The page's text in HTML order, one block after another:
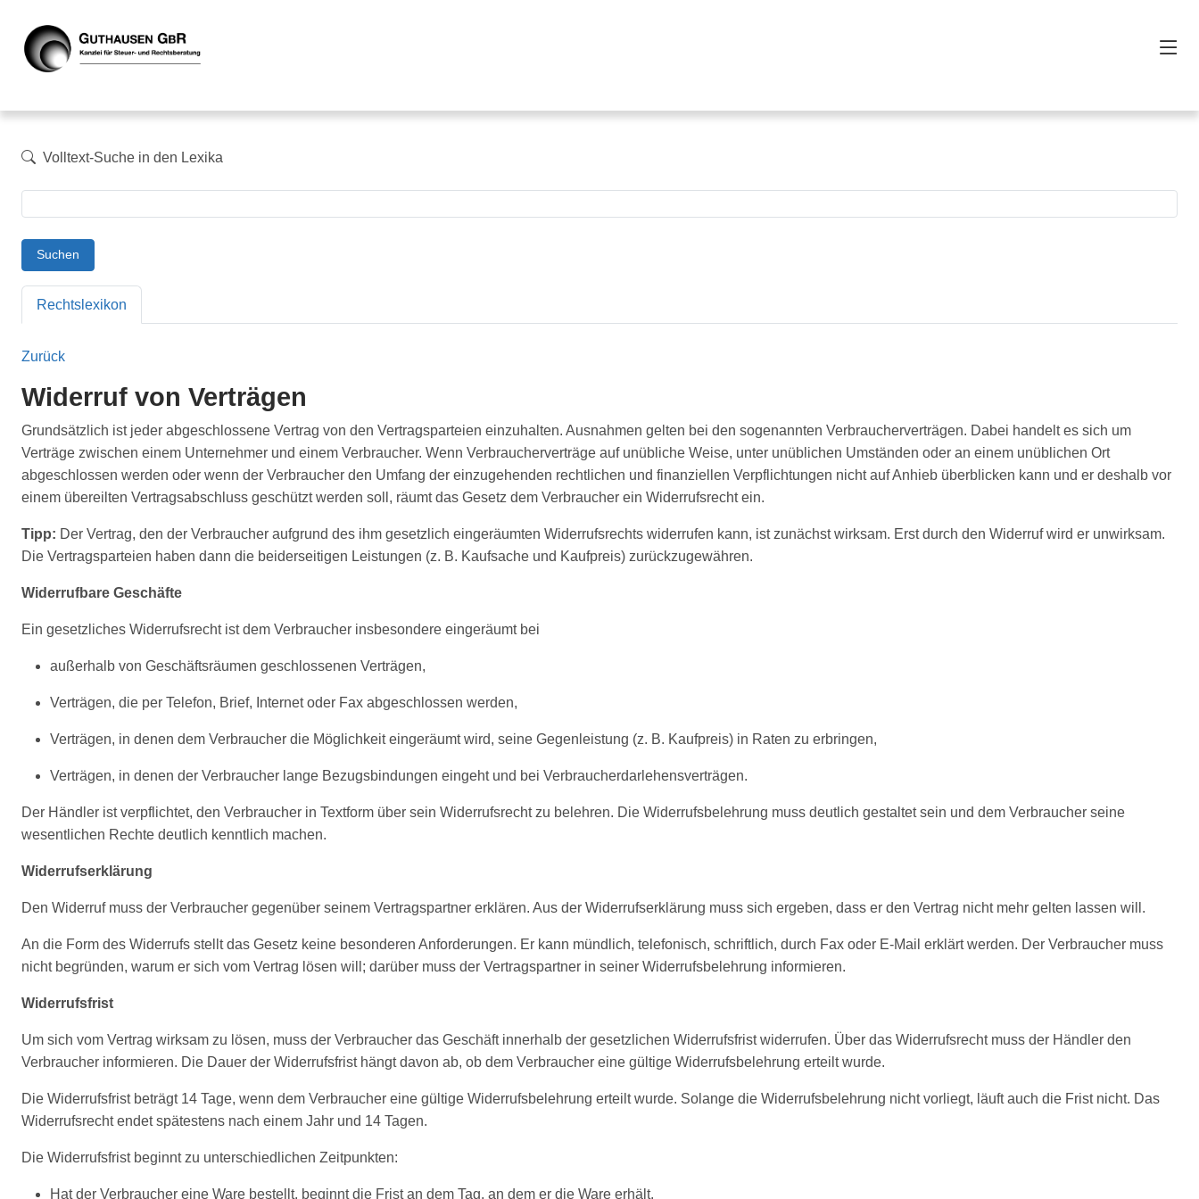
Volltext-Suche in den Lexika
Suchen
Rechtslexikon
Zurück
Widerruf von Verträgen
Grundsätzlich ist jeder abgeschlossene Vertrag von den Vertragsparteien einzuhalten. Ausnahmen gelten bei den sogenannten Verbraucherverträgen. Dabei handelt es sich um
Verträge zwischen einem Unternehmer und einem Verbraucher. Wenn Verbraucherverträge auf unübliche Weise, unter unüblichen Umständen oder an einem unüblichen Ort
abgeschlossen werden oder wenn der Verbraucher den Umfang der einzugehenden rechtlichen und finanziellen Verpflichtungen nicht auf Anhieb überblicken kann und er deshalb vor
einem übereilten Vertragsabschluss geschützt werden soll, räumt das Gesetz dem Verbraucher ein Widerrufsrecht ein.
Tipp: Der Vertrag, den der Verbraucher aufgrund des ihm gesetzlich eingeräumten Widerrufsrechts widerrufen kann, ist zunächst wirksam. Erst durch den Widerruf wird er unwirksam.
Die Vertragsparteien haben dann die beiderseitigen Leistungen (z. B. Kaufsache und Kaufpreis) zurückzugewähren.
Widerrufbare Geschäfte
Ein gesetzliches Widerrufsrecht ist dem Verbraucher insbesondere eingeräumt bei
außerhalb von Geschäftsräumen geschlossenen Verträgen,
Verträgen, die per Telefon, Brief, Internet oder Fax abgeschlossen werden,
Verträgen, in denen dem Verbraucher die Möglichkeit eingeräumt wird, seine Gegenleistung (z. B. Kaufpreis) in Raten zu erbringen,
Verträgen, in denen der Verbraucher lange Bezugsbindungen eingeht und bei Verbraucherdarlehensverträgen.
Der Händler ist verpflichtet, den Verbraucher in Textform über sein Widerrufsrecht zu belehren. Die Widerrufsbelehrung muss deutlich gestaltet sein und dem Verbraucher seine
wesentlichen Rechte deutlich kenntlich machen.
Widerrufserklärung
Den Widerruf muss der Verbraucher gegenüber seinem Vertragspartner erklären. Aus der Widerrufserklärung muss sich ergeben, dass er den Vertrag nicht mehr gelten lassen will.
An die Form des Widerrufs stellt das Gesetz keine besonderen Anforderungen. Er kann mündlich, telefonisch, schriftlich, durch Fax oder E-Mail erklärt werden. Der Verbraucher muss
nicht begründen, warum er sich vom Vertrag lösen will; darüber muss der Vertragspartner in seiner Widerrufsbelehrung informieren.
Widerrufsfrist
Um sich vom Vertrag wirksam zu lösen, muss der Verbraucher das Geschäft innerhalb der gesetzlichen Widerrufsfrist widerrufen. Über das Widerrufsrecht muss der Händler den
Verbraucher informieren. Die Dauer der Widerrufsfrist hängt davon ab, ob dem Verbraucher eine gültige Widerrufsbelehrung erteilt wurde.
Die Widerrufsfrist beträgt 14 Tage, wenn dem Verbraucher eine gültige Widerrufsbelehrung erteilt wurde. Solange die Widerrufsbelehrung nicht vorliegt, läuft auch die Frist nicht. Das
Widerrufsrecht endet spätestens nach einem Jahr und 14 Tagen.
Die Widerrufsfrist beginnt zu unterschiedlichen Zeitpunkten:
Hat der Verbraucher eine Ware bestellt, beginnt die Frist an dem Tag, an dem er die Ware erhält.